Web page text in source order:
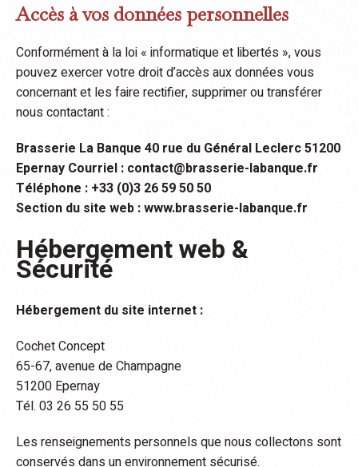
Accès à vos données personnelles
Conformément à la loi « informatique et libertés », vous
pouvez exercer votre droit d’accès aux données vous
concernant et les faire rectifier, supprimer ou transférer
nous contactant :
Brasserie La Banque 40 rue du Général Leclerc 51200
Epernay Courriel : contact@brasserie-labanque.fr
Téléphone : +33 (0)3 26 59 50 50
Section du site web : www.brasserie-labanque.fr
Hébergement web &
Sécurité
Hébergement du site internet :
Cochet Concept
65-67, avenue de Champagne
51200 Epernay
Tél. 03 26 55 50 55
Les renseignements personnels que nous collectons sont
conservés dans un environnement sécurisé.